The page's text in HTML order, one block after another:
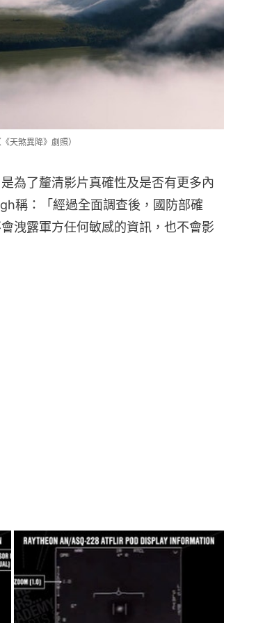
天煞異降》劇照）
為了釐清影片真確性及是否有更多內
稱：「經過全面調查後，國防部確
洩露軍方任何敏感的資訊，也不會影